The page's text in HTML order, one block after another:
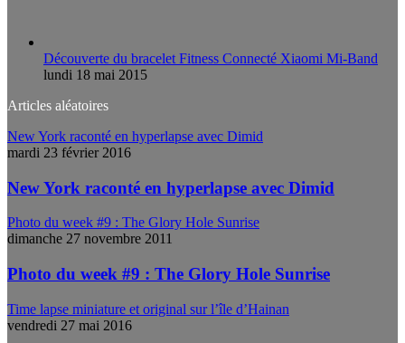
Découverte du bracelet Fitness Connecté Xiaomi Mi-Band
lundi 18 mai 2015
Articles aléatoires
New York raconté en hyperlapse avec Dimid
mardi 23 février 2016
New York raconté en hyperlapse avec Dimid
Photo du week #9 : The Glory Hole Sunrise
dimanche 27 novembre 2011
Photo du week #9 : The Glory Hole Sunrise
Time lapse miniature et original sur l’île d’Hainan
vendredi 27 mai 2016